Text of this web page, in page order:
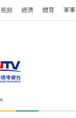
視頻 經濟 體育 軍事